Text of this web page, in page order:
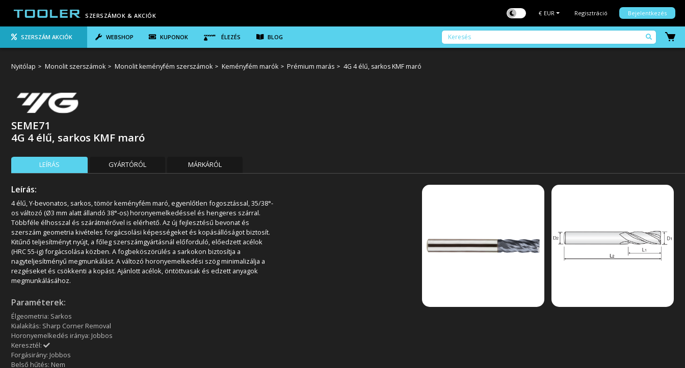
SZERSZÁMOK & AKCIÓK € EUR Regisztráció Bejelentkezés
SZERSZÁM AKCIÓK WEBSHOP KUPONOK ÉLEZÉS BLOG
Nyitólap Monolit szerszámok Monolit keményfém szerszámok Keményfém marók Prémium marás 4G 4 élű, sarkos KMF maró
SEME71
4G 4 élű, sarkos KMF maró
LEÍRÁS GYÁRTÓRÓL MÁRKÁRÓL
Leírás:
4 élű, Y-bevonatos, sarkos, tömör keményfém maró, egyenlőtlen fogosztással, 35/38°-
os változó (Ø3 mm alatt állandó 38°-os) horonyemelkedéssel és hengeres szárral.
Többféle élhosszal és szárátmérővel is elérhető. Az új fejlesztésű bevonat és
szerszám geometria kivételes forgácsolási képességeket és kopásállóságot biztosít.
Kitűnő teljesítményt nyújt, a főleg szerszámgyártásnál előforduló, előedzett acélok
(HRC 55-ig) forgácsolása közben. A fogbeköszörülés a sarkokon biztosítja a
nagyteljesítményű megmunkálást. A változó horonyemelkedési szög minimalizálja a
rezgéseket és csökkenti a kopást. Ajánlott acélok, öntöttvasak és edzett anyagok
megmunkálásához.
Paraméterek:
Élgeometria: Sarkos
Kialakítás: Sharp Corner Removal
Horonyemelkedés iránya: Jobbos
Keresztél:
Forgásirány: Jobbos
Belső hűtés: Nem